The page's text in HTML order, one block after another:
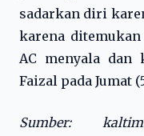
sadarkan diri
karena
AC menyala dan
Faizal pada Jumat
Sumber: